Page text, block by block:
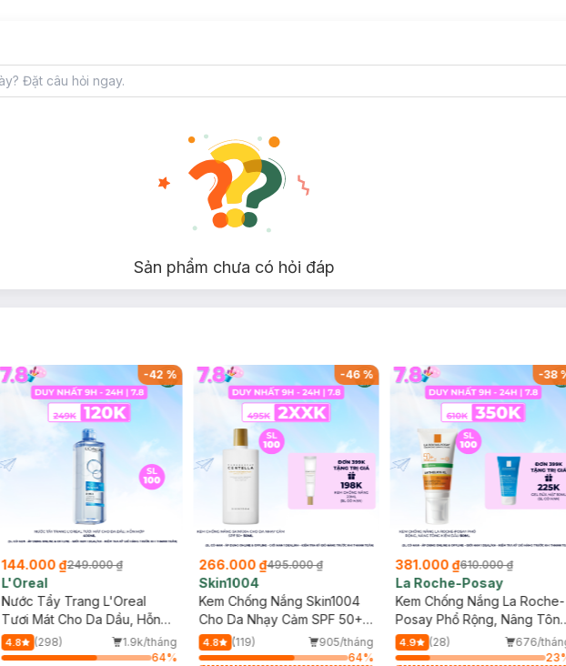
Sản phẩm chưa có hỏi đáp
-42 %
144.000 ₫249.000 ₫
L'Oreal
Nước Tẩy Trang L'Oreal
Tươi Mát Cho Da Dầu, Hỗn
Hợp 400ml
4.8 (298)
1.9k/tháng
64%
-46%
266.000 ₫495.000 ₫
Skin1004
Kem Chống Nắng Skin1004
Cho Da Nhạy Cảm SPF 50+
50ml
4.8 (119)
905/tháng
64%
-38
381.000 ₫610.000 ₫
La Roche-Posay
Kem Chống Nắng La Roche-
Posay Phổ Rộng, Nâng
Kiềm Dầu 50ml
4.9 (28)
676/
23